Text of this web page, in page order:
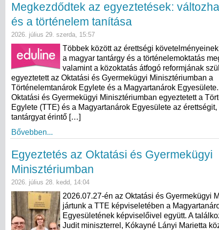
Megkezdődtek az egyeztetések:
és a történelem tanítása
2026. július 29. szerda, 15:57
Többek között az érettségi
a magyar tantárgy és a történelemoktatás
valamint a közoktatás átfogó reformjának
egyeztetett az Oktatási és Gyermekügyi Minisztériumban a
Történelemtanárok Egylete és a Magyartanárok
Oktatási és Gyermekügyi Minisztériumban egyeztetett a
Egylete (TTE) és a Magyartanárok Egyesülete az
tantárgyat érintő […]
Bővebben...
Egyeztetés az Oktatási és Gyermekügyi
Minisztériumban
2026. július 28. kedd, 14:04
2026.07.27-én az Oktatási és Gyermekügyi
jártunk a TTE képviseletében a
Egyesületének képviselőivel együtt. A
Judit miniszterrel, Kókayné Lányi Marietta